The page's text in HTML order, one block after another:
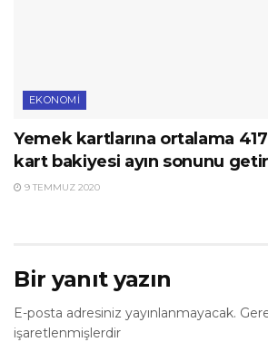
EKONOMI
Yemek kartlarına ortalama
kart bakiyesi ayın sonunu
9 TEMMUZ 2020
Bir yanıt yazın
E-posta adresiniz yayınlanmayacak.
işaretlenmişlerdir